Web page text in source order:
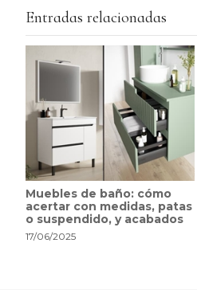
Entradas relacionadas
Muebles de baño: cómo
acertar con medidas, patas
o suspendido, y acabados
17/06/2025